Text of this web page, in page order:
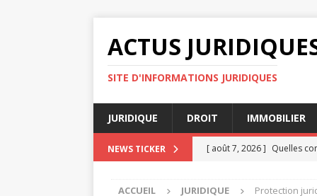
ACTUS
SITE D'INFORMATIONS JURIDIQUES
JURIDIQUE DROIT IMMOBILIER
NEWS TICKER [ août 7, 2026 ] Quelles
ACCUEIL JURIDIQUE
Protection